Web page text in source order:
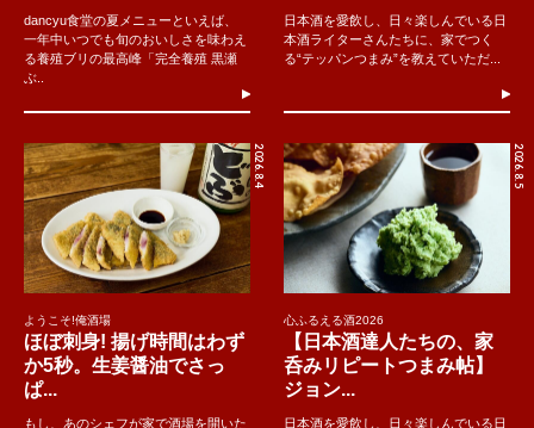
dancyu食堂の夏メニューといえば、
一年中いつでも旬のおいしさを味わえ
る養殖ブリの最高峰「完全養殖 黒瀬
ぶ..
日本酒を愛飲し、日々楽しんでいる日
本酒ライターさんたちに、家でつく
る“テッパンつまみ”を教えていただ...
2026.8.4
ようこそ!俺酒場
ほぼ刺身! 揚げ時間はわず
か5秒。生姜醤油でさっ
ぱ...
もし、あのシェフが家で酒場を開いた
2026.8.5
心ふるえる酒2026
【日本酒達人たちの、家
呑みリピートつまみ帖】
ジョン...
日本酒を愛飲し、日々楽しんでいる日